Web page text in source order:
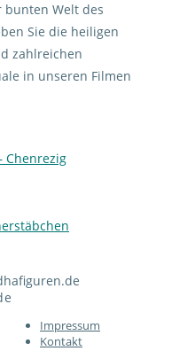
Welt des
Sie die heiligen
zahlreichen
in unseren Filmen
Chenrezig
Impressum
Kontakt